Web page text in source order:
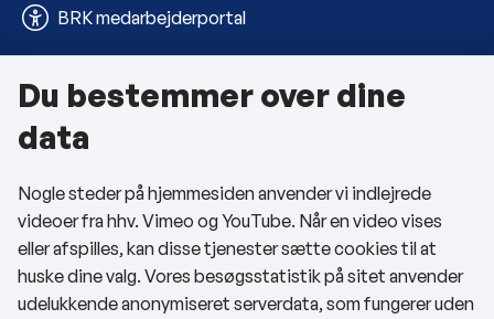
BRK medarbejderportal
Om kommunen
Kontakt os
Telefon- og åbningstider
Tilgængelighedserklæring
Privatlivspolitik
Du bestemmer over dine
data
Nogle steder på hjemmesiden anvender vi indlejrede
videoer fra hhv. Vimeo og YouTube. Når en video vises
eller afspilles, kan disse tjenester sætte cookies til at
huske dine valg. Vores besøgsstatistik på sitet anvender
udelukkende anonymiseret serverdata, som fungerer uden